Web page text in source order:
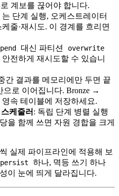
로 계보를 끊어야 합니다.
는 단계 실행, 오케스트레이터
줄·재시도. 이 경계를 흐리면
대신 파티션 overwrite
전하게 재시도할 수 있습니
간 결과를 메모리에만 두면 끝
으로 이어집니다. Bronze →
속 테이블에 저장하세요.
케줄러 : 독립 단계 병렬 실행
을 함께 쓰면 자원 경합을 크게
실제 파이프라인에 적용해 보
persist
하나, 멱등 쓰기 하나
이 눈에 띄게 달라집니다.